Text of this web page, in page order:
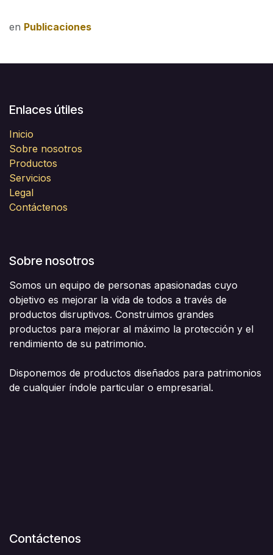
en Publicaciones
Enlaces útiles
Inicio
Sobre nosotros
Productos
Servicios
Legal
Contáctenos
Sobre nosotros
Somos un equipo de personas apasionadas cuyo
objetivo es mejorar la vida de todos a través de
productos disruptivos. Construimos grandes
productos para mejorar al máximo la protección y el
rendimiento de su patrimonio.
Disponemos de productos diseñados para patrimonios
de cualquier índole particular o empresarial.
Contáctenos